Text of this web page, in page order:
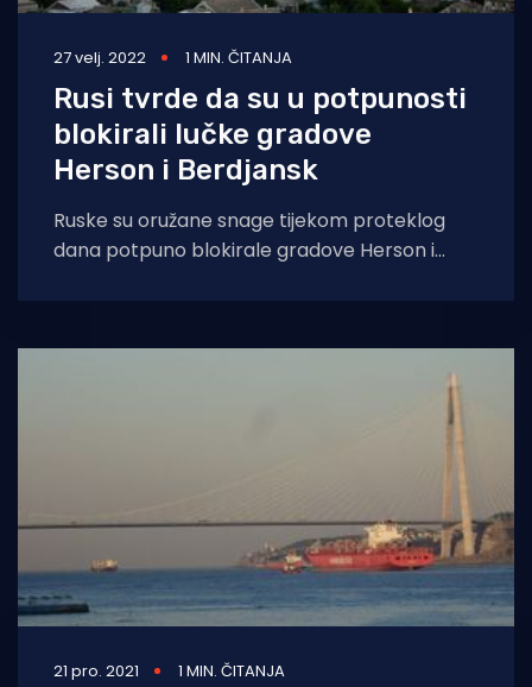
27 velj. 2022 1 MIN. ČITANJA
Rusi tvrde da su u potpunosti
blokirali lučke gradove
Herson i Berdjansk
Ruske su oružane snage tijekom proteklog
dana potpuno blokirale gradove Herson i
21 pro. 2021 1 MIN. ČITANJA